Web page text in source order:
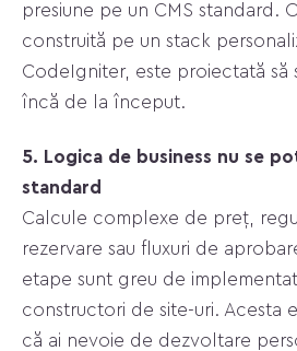
presiune pe un CMS standard.
construită pe un stack
CodeIgniter, este proiectată să
încă de la început.
5. Logica de business nu se
standard
Calcule complexe de preț,
rezervare sau fluxuri de
etape sunt greu de
constructori de site-uri. Acesta
că ai nevoie de dezvoltare